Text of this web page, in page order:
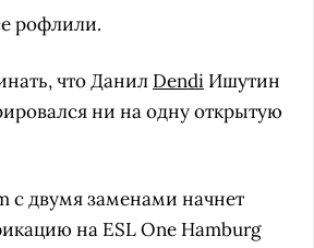
рофлили.
что Данил Dendi Ишутин
ни на одну открытую
с двумя заменами начнет
на ESL One Hamburg